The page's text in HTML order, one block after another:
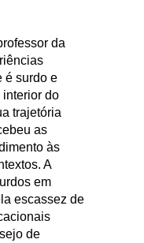
da
é surdo e
interior do
trajetória
as
às
A
em
escassez de
de